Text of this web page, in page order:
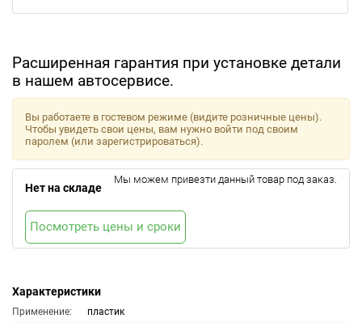
Расширенная гарантия при установке детали
в нашем автосервисе.
Характеристики
Применение:
пластик
Вы работаете в гостевом режиме (видите розничные цены).
Чтобы увидеть свои цены, вам нужно войти под своим
паролем (или зарегистрироваться).
Нет на складе
Мы можем привезти данный товар под заказ.
Посмотреть цены и сроки